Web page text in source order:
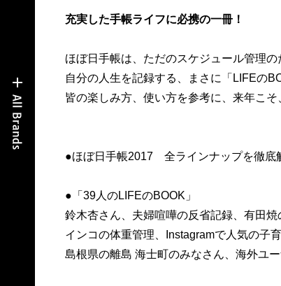
充実した手帳ライフに必携の一冊！
ほぼ日手帳は、ただのスケジュール管理の
自分の人生を記録する、まさに「LIFEの
皆の楽しみ方、使い方を参考に、来年こ
●ほぼ日手帳2017 全ラインナップを徹底
●「39人のLIFEのBOOK」
鈴木杏さん、夫婦喧嘩の反省記録、有田焼
インコの体重管理、Instagramで人気の子育
島根県の離島 海士町のみなさん、海外ユー